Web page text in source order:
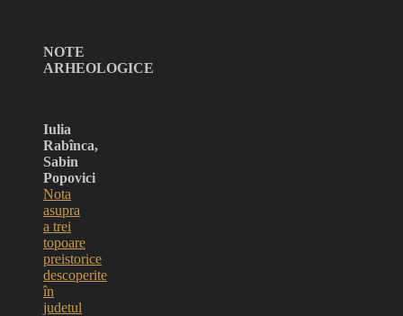
NOTE
ARHEOLOGICE
Iulia
Rabînca,
Sabin
Popovici
Nota
asupra
a trei
topoare
preistorice
descoperite
în
judetul